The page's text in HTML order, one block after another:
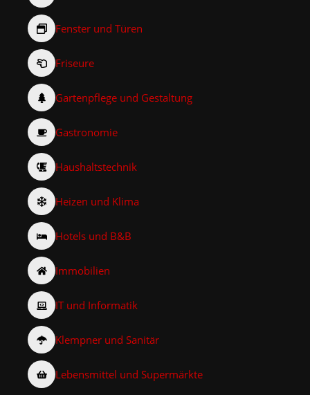
Fenster und Türen
Friseure
Gartenpflege und Gestaltung
Gastronomie
Haushaltstechnik
Heizen und Klima
Hotels und B&B
Immobilien
IT und Informatik
Klempner und Sanitär
Lebensmittel und Supermärkte